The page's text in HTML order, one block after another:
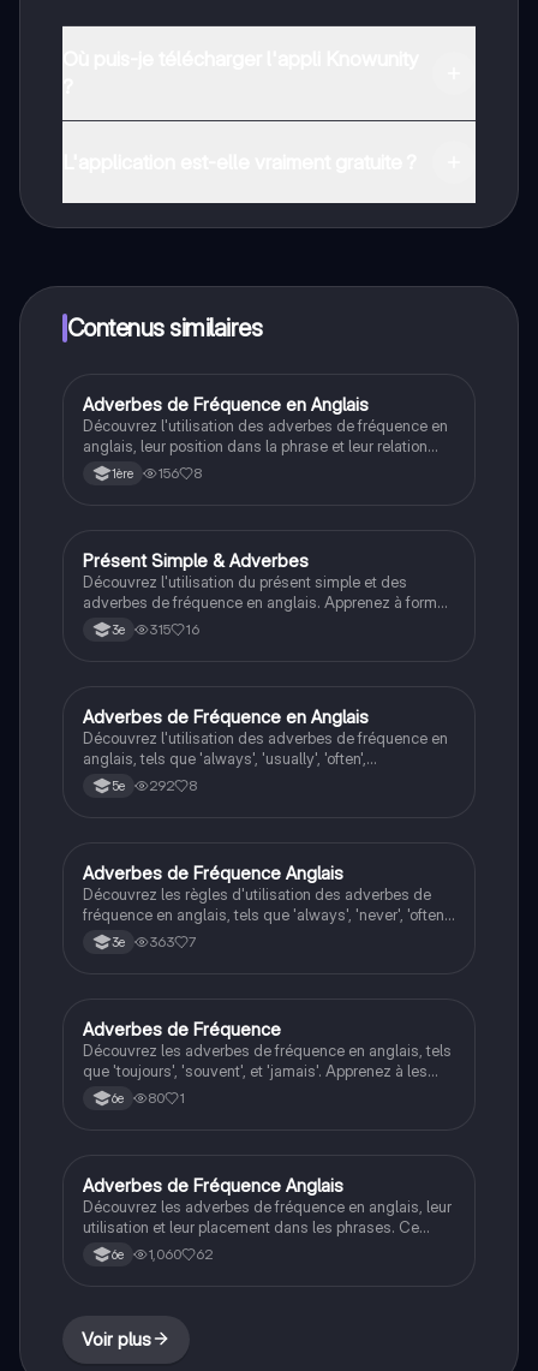
limites!
Contenus similaires
Anglais
Adverbes de Fréquence en Anglais
Découvrez l'utilisation des adverbes de fréquence en
anglais, leur position dans la phrase et leur relation
avec le présent simple. Ce résumé aborde les
principaux adverbes tels que 'always', 'usually',
de contenu : résumé.
1ère 156 8
Anglais
Présent Simple & Adverbes
Découvrez l'utilisation du présent simple et des
adverbes de fréquence en anglais. Apprenez à former
des phrases affirmatives, négatives et interrogatives,
ainsi que la position des adverbes dans les phrases.
3e 315 16
Anglais
Adverbes de Fréquence en Anglais
Découvrez l'utilisation des adverbes de fréquence en
anglais, tels que 'always', 'usually', 'often',
'sometimes', et 'never'. Apprenez à les placer
correctement dans des phrases avec auxiliaires et
5e 292 8
Anglais
Adverbes de Fréquence Anglais
Découvrez les règles d'utilisation des adverbes de
fréquence en anglais, tels que 'always', 'never', 'often',
et 'usually'. Apprenez leur placement dans les phrases
affirmatives, négatives et interrogatives à travers des
3e 363 7
Anglais
Adverbes de Fréquence
Découvrez les adverbes de fréquence en anglais, tels
que 'toujours', 'souvent', et 'jamais'. Apprenez à les
utiliser correctement dans des phrases, avec des
exemples pratiques et des règles de placement. Ce
conversations.
6e 80 1
Anglais
Adverbes de Fréquence Anglais
Découvrez les adverbes de fréquence en anglais, leur
utilisation et leur placement dans les phrases. Ce
résumé inclut des exemples pratiques pour maîtriser
l'emploi des adverbes comme 'always', 'usually', et
6e 1,060 62
Voir plus